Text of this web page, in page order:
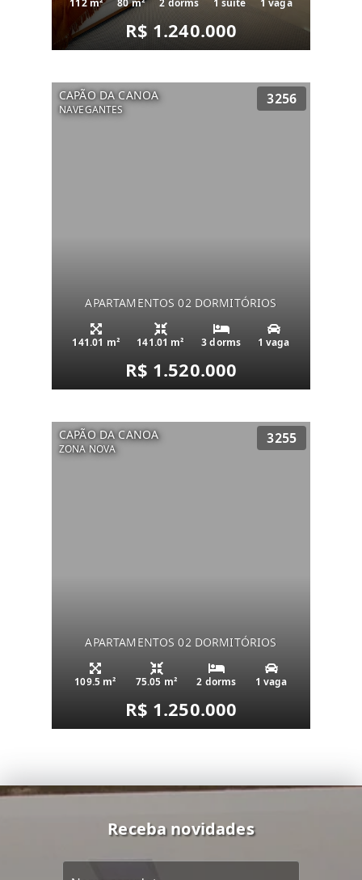
112 m² 80 m² 2 dorms 1 suíte 1 vaga
R$ 1.240.000
CAPÃO DA CANOA
NAVEGANTES
3256
APARTAMENTOS 02 DORMITÓRIOS
141.01 m² 141.01 m² 3 dorms 1 vaga
R$ 1.520.000
CAPÃO DA CANOA
ZONA NOVA
3255
APARTAMENTOS 02 DORMITÓRIOS
109.5 m² 75.05 m² 2 dorms 1 vaga
R$ 1.250.000
Receba novidades